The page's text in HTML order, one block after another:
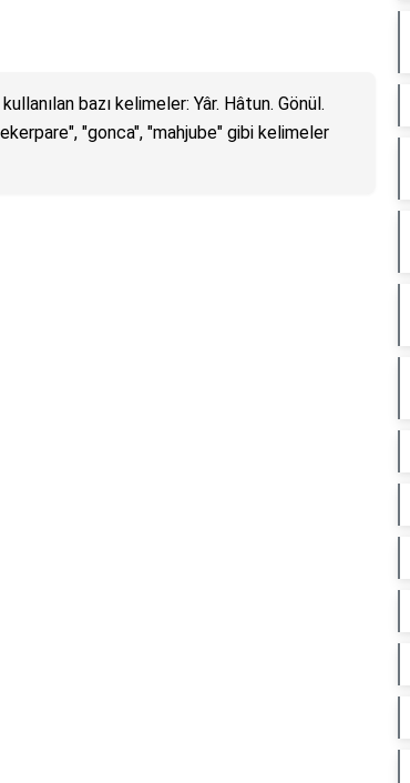
bazı kelimeler: Yâr. Hâtun. Gönül.
"gonca", "mahjube" gibi kelimeler